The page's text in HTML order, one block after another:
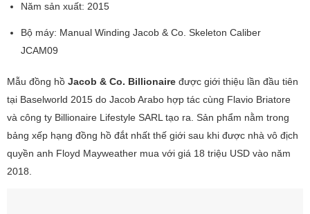
Năm sản xuất: 2015
Bộ máy: Manual Winding Jacob & Co. Skeleton Caliber
JCAM09
Mẫu đồng hồ Jacob & Co. Billionaire được giới thiệu lần đầu tiên
tại Baselworld 2015 do Jacob Arabo hợp tác cùng Flavio Briatore
và công ty Billionaire Lifestyle SARL tạo ra. Sản phẩm nằm trong
bảng xếp hạng đồng hồ đắt nhất thế giới sau khi được nhà vô địch
quyền anh Floyd Mayweather mua với giá 18 triệu USD vào năm
2018.